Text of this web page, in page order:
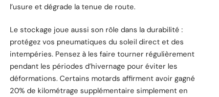
l’usure et dégrade la tenue de route.
Le stockage joue aussi son rôle dans la durabilité :
protégez vos pneumatiques du soleil direct et des
intempéries. Pensez à les faire tourner régulièrement
pendant les périodes d’hivernage pour éviter les
déformations. Certains motards affirment avoir gagné
20% de kilométrage supplémentaire simplement en